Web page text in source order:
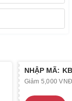
NHẬP MÃ:
Giảm 5,000